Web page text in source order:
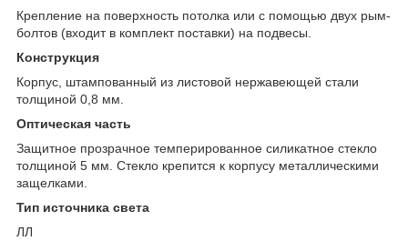
Крепление на поверхность потолка или с помощью двух рым-
болтов (входит в комплект поставки) на подвесы.
Конструкция
Корпус, штампованный из листовой нержавеющей стали
толщиной 0,8 мм.
Оптическая часть
Защитное прозрачное темперированное силикатное стекло
толщиной 5 мм. Стекло крепится к корпусу металлическими
защелками.
Тип источника света
ЛЛ